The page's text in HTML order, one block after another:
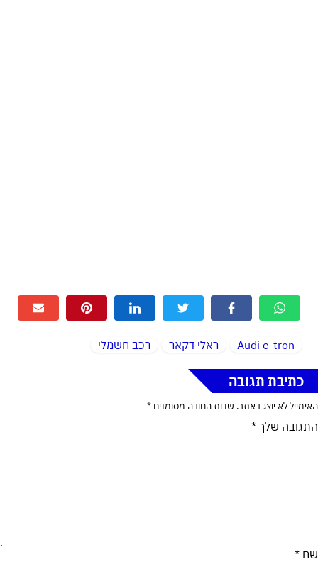
Audi e-tron ראלי דקאר רכב חשמלי
כתיבת תגובה
האימייל לא יוצג באתר. שדות החובה מסומנים *
התגובה שלך *
שם *